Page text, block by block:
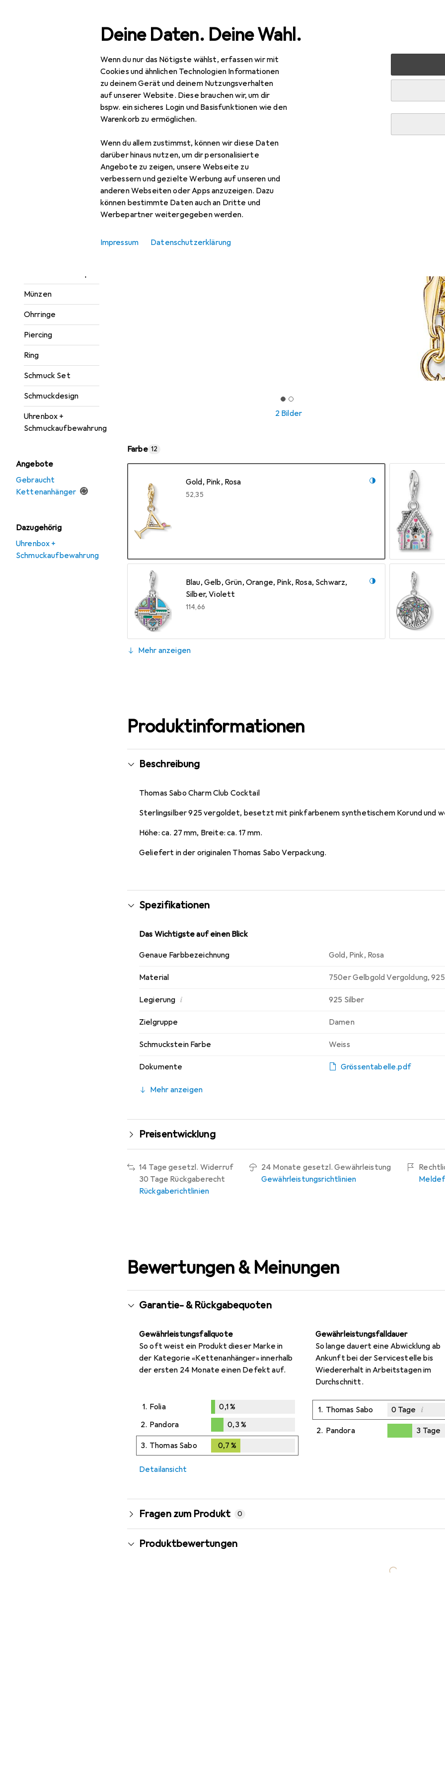
Deine Daten. Deine Wahl.
Wenn du nur das Nötigste wählst, erfassen wir mit
Cookies und ähnlichen Technologien Informationen
zu deinem Gerät und deinem Nutzungsverhalten
auf unserer Website. Diese brauchen wir, um dir
bspw. ein sicheres Login und Basisfunktionen wie den
Warenkorb zu ermöglichen.
Wenn du allem zustimmst, können wir diese Daten
darüber hinaus nutzen, um dir personalisierte
Angebote zu zeigen, unsere Webseite zu
verbessern und gezielte Werbung auf unseren und
anderen Webseiten oder Apps anzuzeigen. Dazu
können bestimmte Daten auch an Dritte und
Werbepartner weitergegeben werden.
Impressum Datenschutzerklärung
Navigation nach Kategorien
Manschettenknöpfe
Münzen
Ohrringe
Piercing
Ring
Schmuck Set
Schmuckdesign
Uhrenbox +
Schmuckaufbewahrung
Angebote
Gebraucht
Kettenanhänger
Dazugehörig
Uhrenbox +
Schmuckaufbewahrung
Gesamtsortiment Mode Alles in Mode
2 Bilder
Farbe 12
Gold, Pink, Rosa
EUR
52,35
Blau, Gelb, Grün, Orange, Pink, Rosa, Schwarz,
Silber, Violett
EUR
114,66
Mehr anzeigen
Produktinformationen
Beschreibung
Thomas Sabo Charm Club Cocktail
Sterlingsilber 925 vergoldet, besetzt mit pinkfarbenem synthetischem Korund und
Höhe: ca. 27 mm, Breite: ca. 17 mm.
Geliefert in der originalen Thomas Sabo Verpackung.
Spezifikationen
Das Wichtigste auf einen Blick
Genaue Farbbezeichnung Gold, Pink, Rosa
Material 750er Gelbgold Vergoldung,
Legierung i 925 Silber
Zielgruppe Damen
Schmuckstein Farbe Weiss
Dokumente Grössentabelle.pdf
Mehr anzeigen
Preisentwicklung
14 Tage gesetzl. Widerruf
30 Tage Rückgaberecht
Rückgaberichtlinien
24 Monate gesetzl. Gewährleistung
Gewährleistungsrichtlinien
Bewertungen & Meinungen
Garantie- & Rückgabequoten
Gewährleistungsfallquote
So oft weist ein Produkt dieser Marke in
der Kategorie «Kettenanhänger» innerhalb
der ersten 24 Monate einen Defekt auf.
1. Folia
%
0,1%
2. Pandora
0,3%
0,3%
3. Thomas Sabo 0,7 %
Gewährleistungsfalldauer
So lange dauert eine Abwicklung ab
Ankunft bei der Servicestelle bis
Wiedererhalt in Arbeitstagen im
Durchschnitt.
1. Thomas Sabo 0Tage i
2. Pandora
3 Tage
Detailansicht
Fragen zum Produkt 0
Produktbewertungen